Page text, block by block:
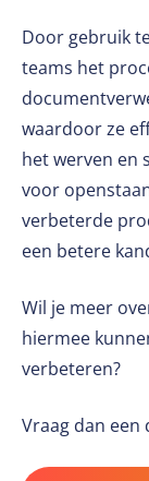
Door gebruik
teams het
waardoor ze
het werven en
voor
verbeterde
een betere
Wil je meer
hiermee
verbeteren?
Vraag dan een